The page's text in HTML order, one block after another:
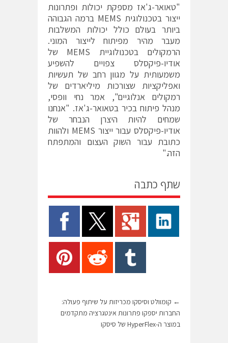
"טאואר-ג'אז מספקת יכולות ופתרונות
ייצור בטכנולוגית MEMS ברמה הגבוהה
ביותר בעולם כולל יכולות המשלבות
מעבר מהיר מפיתוח לייצור המוני.
הרמקולים בטכנולוגיית MEMS של
אודיו-פיקסלס צפויים להשפיע
משמעותית על מגוון רחב של תעשיות
ואפליקציות שצורכות מיליארדים של
רמקולים אנלוגיים", אמר נחי וופסי,
מנהל פיתוח בכיר בטאואר-ג'אז. "אנחנו
שמחים להיות היצרן הנבחר של
אודיו-פיקסלס עבור ייצור MEMS ולהוות
כתובת עבור השוק העצום והמתפתח
הזה."
שתף כתבה
← קומוולט וסיסקו מכריזות על שיתוף פעולה:
החברות יספקו פתרונות אינטגרציה מתקדמים
במוצר ה-HyperFlex של סיסקו